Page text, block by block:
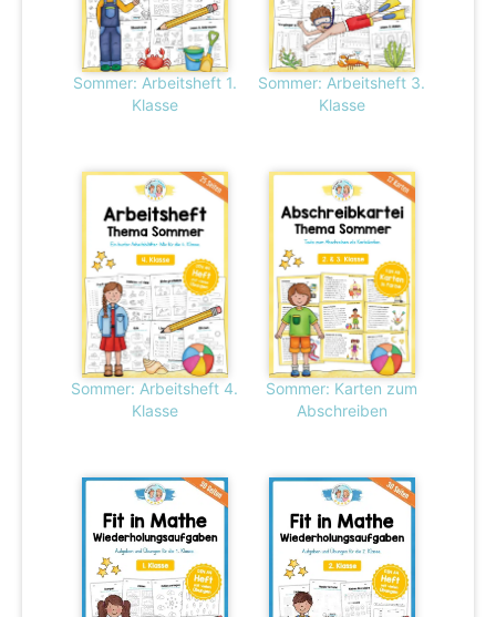
Sommer: Arbeitsheft 1.
Klasse
Sommer: Arbeitsheft 3.
Klasse
Sommer: Arbeitsheft 4.
Klasse
Sommer: Karten zum
Abschreiben